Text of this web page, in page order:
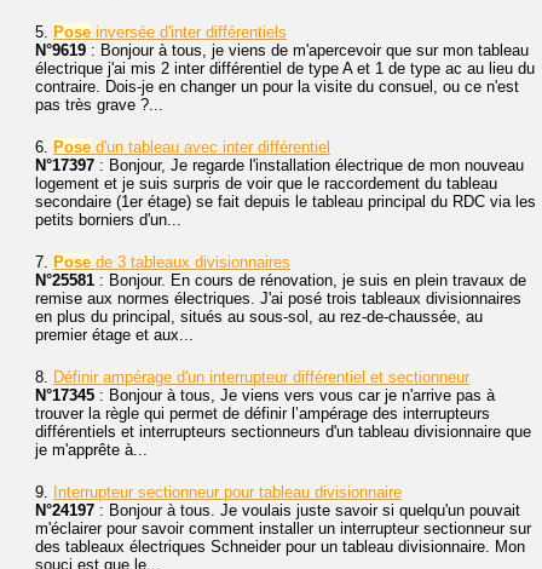
5. Pose inversée d'inter différentiels
N°9619 : Bonjour à tous, je viens de m'apercevoir que sur mon tableau
électrique j'ai mis 2 inter différentiel de type A et 1 de type ac au lieu du
contraire. Dois-je en changer un pour la visite du consuel, ou ce n'est
pas très grave ?...
6. Pose d'un tableau avec inter différentiel
N°17397 : Bonjour, Je regarde l'installation électrique de mon nouveau
logement et je suis surpris de voir que le raccordement du tableau
secondaire (1er étage) se fait depuis le tableau principal du RDC via les
petits borniers d'un...
7. Pose de 3 tableaux divisionnaires
N°25581 : Bonjour. En cours de rénovation, je suis en plein travaux de
remise aux normes électriques. J'ai posé trois tableaux divisionnaires
en plus du principal, situés au sous-sol, au rez-de-chaussée, au
premier étage et aux...
8. Définir ampérage d'un interrupteur différentiel et sectionneur
N°17345 : Bonjour à tous, Je viens vers vous car je n'arrive pas à
trouver la règle qui permet de définir l’ampérage des interrupteurs
différentiels et interrupteurs sectionneurs d'un tableau divisionnaire que
je m'apprête à...
9. Interrupteur sectionneur pour tableau divisionnaire
N°24197 : Bonjour à tous. Je voulais juste savoir si quelqu'un pouvait
m'éclairer pour savoir comment installer un interrupteur sectionneur sur
des tableaux électriques Schneider pour un tableau divisionnaire. Mon
souci est que le...